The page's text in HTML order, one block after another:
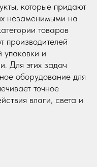
которые придают
незаменимыми на
товаров
производителей
и
Для этих задач
оборудование для
точное
влаги, света и